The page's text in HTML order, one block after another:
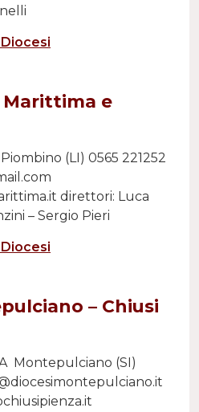
Marittima e
(LI) 0565 221252
direttori: Luca
– Sergio Pieri
– Chiusi
Montepulciano (SI)